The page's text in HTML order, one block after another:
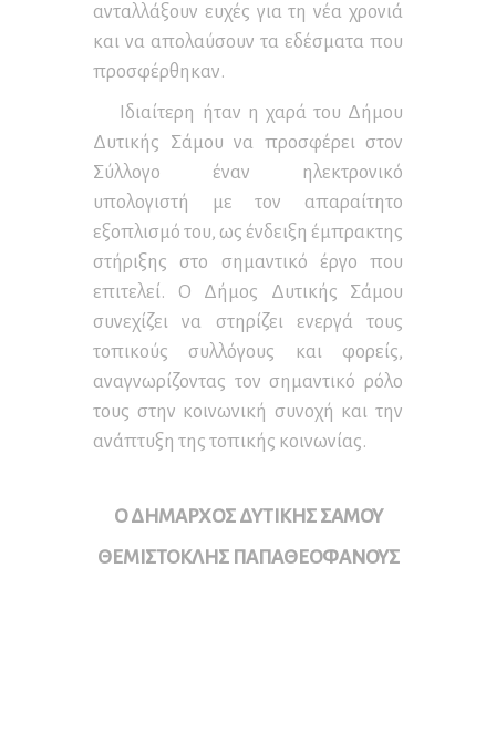
ανταλλάξουν ευχές για τη νέα χρονιά
και να απολαύσουν τα εδέσματα που
προσφέρθηκαν.
Ιδιαίτερη ήταν η χαρά του Δήμου
Δυτικής Σάμου να προσφέρει στον
Σύλλογο έναν ηλεκτρονικό
υπολογιστή με τον απαραίτητο
εξοπλισμό του, ως ένδειξη έμπρακτης
στήριξης στο σημαντικό έργο που
επιτελεί. Ο Δήμος Δυτικής Σάμου
συνεχίζει να στηρίζει ενεργά τους
τοπικούς συλλόγους και φορείς,
αναγνωρίζοντας τον σημαντικό ρόλο
τους στην κοινωνική συνοχή και την
ανάπτυξη της τοπικής κοινωνίας.
Ο ΔΗΜΑΡΧΟΣ ΔΥΤΙΚΗΣ ΣΑΜΟΥ
ΘΕΜΙΣΤΟΚΛΗΣ ΠΑΠΑΘΕΟΦΑΝΟΥΣ